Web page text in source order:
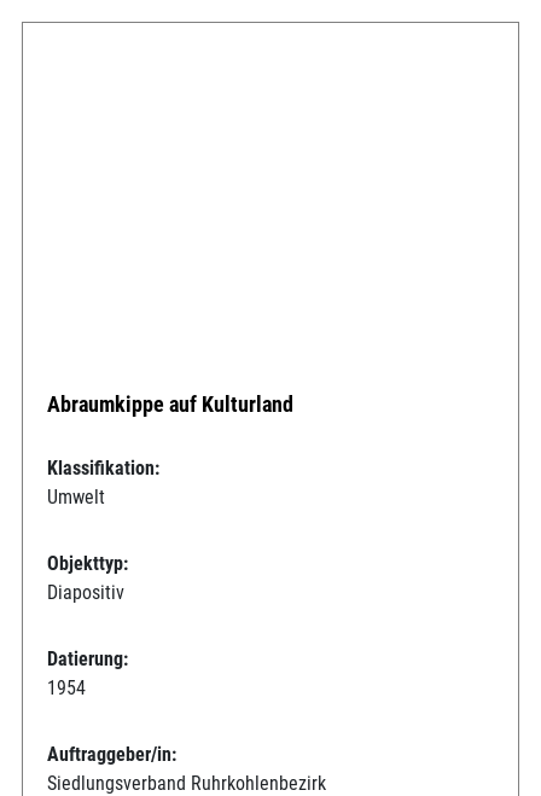
Abraumkippe auf Kulturland
Klassifikation:
Umwelt
Objekttyp:
Diapositiv
Datierung:
1954
Auftraggeber/in:
Siedlungsverband Ruhrkohlenbezirk